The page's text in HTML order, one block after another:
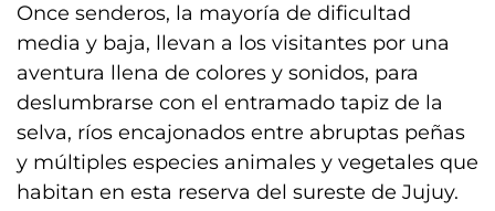
Once senderos, la mayoría de dificultad
media y baja, llevan a los visitantes por una
aventura llena de colores y sonidos, para
deslumbrarse con el entramado tapiz de la
selva, ríos encajonados entre abruptas peñas
y múltiples especies animales y vegetales que
habitan en esta reserva del sureste de Jujuy.